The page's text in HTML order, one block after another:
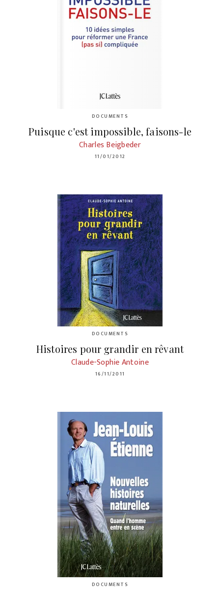
DOCUMENTS
Puisque c'est impossible, faisons-le
Charles Beigbeder
11/01/2012
DOCUMENTS
Histoires pour grandir en rêvant
Claude-Sophie Antoine
16/11/2011
DOCUMENTS